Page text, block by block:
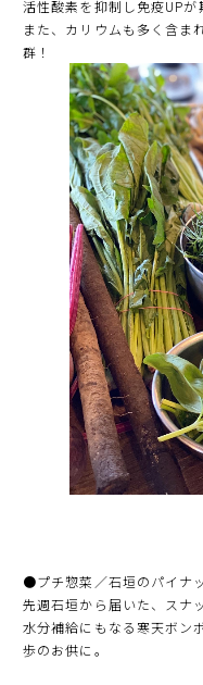
活性酸素を抑制し免疫UPが
また、カリウムも多く含ま
群！
●プチ惣菜／石垣のパイナ
先週石垣から届いた、スナ
水分補給にもなる寒天ボン
歩のお供に。